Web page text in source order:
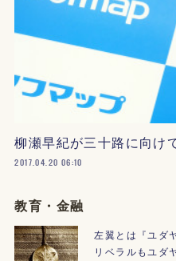
柳瀬早紀が三十路に向け
2017.04.20 06:10
教育・金融
左翼とは『ユダ
リベラルもユダ